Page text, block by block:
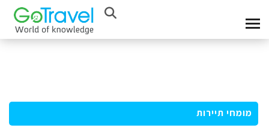
מומחי תיירות